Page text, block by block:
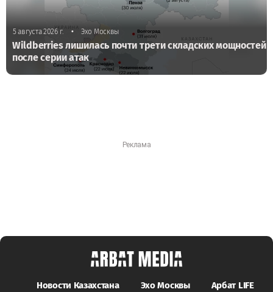
5 августа 2026 г. • Эхо Москвы
Wildberries лишилась почти трети складских мощностей
после серии атак
Новости Казахстана Эхо Москвы Арбат LIFE